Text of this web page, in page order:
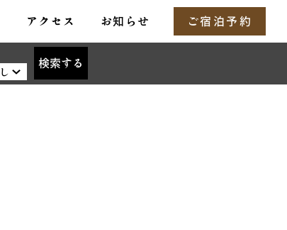
アクセス お知らせ ご宿泊予約
検索する